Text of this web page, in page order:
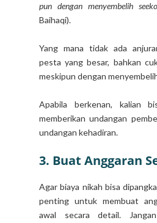
pun dengan menyembelih
Baihaqi).
Yang mana tidak ada
pesta yang besar, bahkan
meskipun dengan
Apabila berkenan, kalian
memberikan undangan
undangan kehadiran.
3. Buat Anggaran
Agar biaya nikah bisa
penting untuk membuat
awal secara detail.